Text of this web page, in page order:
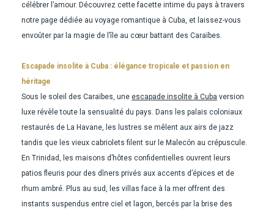
célébrer l’amour. Découvrez cette facette intime du pays à travers
notre page dédiée au voyage romantique à Cuba, et laissez-vous
envoûter par la magie de l’île au cœur battant des Caraïbes.
Escapade insolite à Cuba : élégance tropicale et passion en
héritage
Sous le soleil des Caraïbes, une escapade insolite à Cuba version
luxe révèle toute la sensualité du pays. Dans les palais coloniaux
restaurés de La Havane, les lustres se mêlent aux airs de jazz
tandis que les vieux cabriolets filent sur le Malecón au crépuscule.
En Trinidad, les maisons d’hôtes confidentielles ouvrent leurs
patios fleuris pour des dîners privés aux accents d’épices et de
rhum ambré. Plus au sud, les villas face à la mer offrent des
instants suspendus entre ciel et lagon, bercés par la brise des